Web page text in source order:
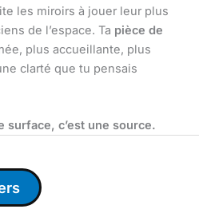
les miroirs à jouer leur plus
de l’espace. Ta pièce de
plus accueillante, plus
clarté que tu pensais
surface, c’est une source.